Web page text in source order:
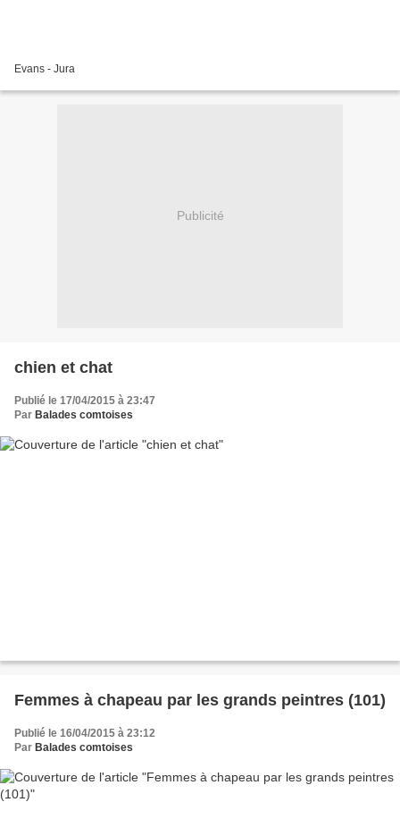
Evans - Jura
Publicité
chien et chat
Publié le 17/04/2015 à 23:47
Par Balades comtoises
Femmes à chapeau par les grands peintres (101)
Publié le 16/04/2015 à 23:12
Par Balades comtoises